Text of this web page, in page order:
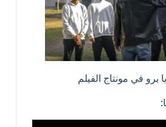
في مونتاج الفيلم